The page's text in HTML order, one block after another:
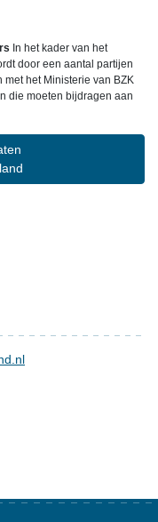
In het kader van het
door een aantal partijen
het Ministerie van BZK
die moeten bijdragen aan